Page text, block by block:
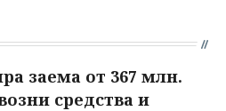
заема от 367 млн.
средства и